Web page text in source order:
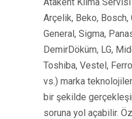
Arçelik, Beko, Bosch,
General, Sigma,
DemirDöküm, LG,
Toshiba, Vestel,
vs.) marka
bir şekilde
soruna yol açabilir.